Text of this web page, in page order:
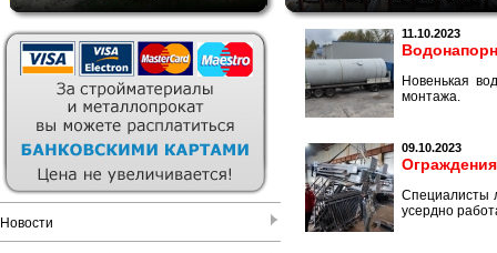
Новости
11.10.2023
Новенькая
монтажа.
09.10.2023
Специалисты
усердно